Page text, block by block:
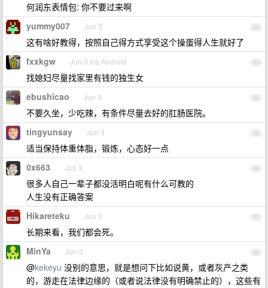
何润东表情包: 你不要过来啊
32
yummy007 Jun 3
这有啥好教得，按照自己得方式享受这个操蛋得人生就好了
33
fxxkgw Jun 3 via Android
找媳妇尽量找家里有钱的独生女
34
ebushicao Jun 3
不要久坐，少吃辣，有条件尽量去好的肛肠医院。
35
tingyunsay Jun 3
适当保持体重体脂，锻炼，心态好一点
36
0x663 Jun 3
很多人自己一辈子都没活明白呢有什么可教的
人生没有正确答案
37
Hikareteku Jun 3
长期来看，我们都会死。
38
MinYa Jun 3
@kekeyu 没别的意思，就是想问下比如说黄，或者灰产之类
的，游走在法律边缘的（或者说法律没有明确禁止的），这些有